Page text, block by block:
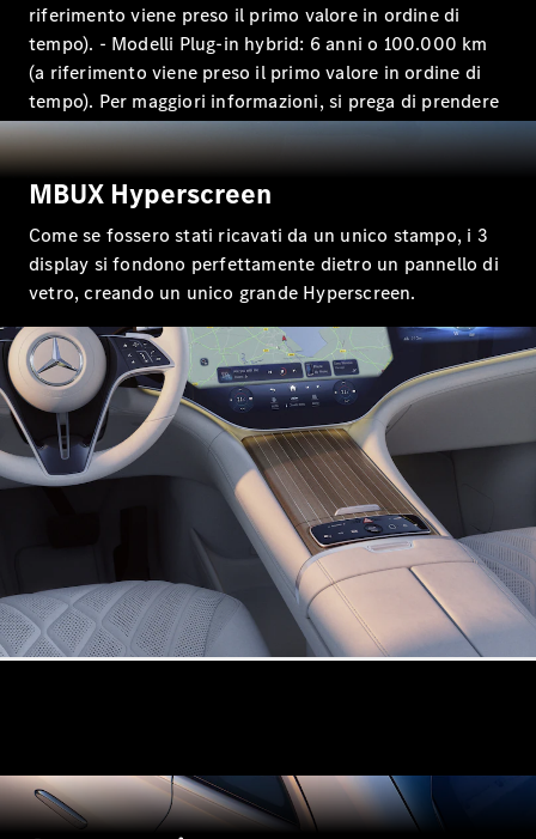
Configuratore
Mercedes-
Benz Store
SUV & Fuoristrada
Tutti i SUV
EQE
SUV
Elettrica
EQS
SUV
Elettrica
Mercedes-
Maybach
Elettrica
GLA Nuova Elettrica
GLB Nuova Elettrica
GLB Nuova
GLC Nuova Elettrica
GLS
Mercedes-
riferimento viene preso il primo valore in ordine di
tempo). - Modelli Plug-in hybrid: 6 anni o 100.000 km
(a riferimento viene preso il primo valore in ordine di
tempo). Per maggiori informazioni, si prega di prendere
visione dei singoli Certificati batteria presenti nella
sezione "Manutenzione, riparazione e garanzie"
(https://www.mercedes-
benz.it/passengercars/services/warranty.html).
MBUX Hyperscreen
Come se fossero stati ricavati da un unico stampo, i 3
display si fondono perfettamente dietro un pannello di
vetro, creando un unico grande Hyperscreen.